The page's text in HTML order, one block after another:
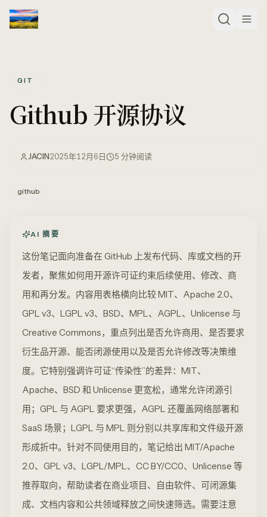
GIT
Github 开源协议
JACIN2025年12月6日 5 分钟阅读
github
AI 摘要
这份笔记面向准备在 GitHub 上发布代码、库或文档的开
发者，聚焦如何用开源许可证约束后续使用、修改、商
用和再分发。内容用表格横向比较 MIT、Apache 2.0、
GPL v3、LGPL v3、BSD、MPL、AGPL、Unlicense 与
Creative Commons，重点列出是否允许商用、是否要求
衍生品开源、能否闭源使用以及是否允许修改等决策维
度。它特别强调许可证“传染性”的差异：MIT、
Apache、BSD 和 Unlicense 更宽松，通常允许闭源引
用；GPL 与 AGPL 要求更强，AGPL 还覆盖网络部署和
SaaS 场景；LGPL 与 MPL 则分别以共享库和文件级开源
形成折中。针对不同使用目的，笔记给出 MIT/Apache
2.0、GPL v3、LGPL/MPL、CC BY/CC0、Unlicense 等
推荐取向，帮助读者在商业项目、自由软件、可闭源集
成、文档内容和公共领域释放之间快速筛选。需要注意